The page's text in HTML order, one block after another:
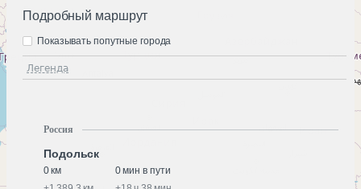
Подробный маршрут
Легенда
Показывать попутные города
Россия
Подольск
0 км
0 мин в пути